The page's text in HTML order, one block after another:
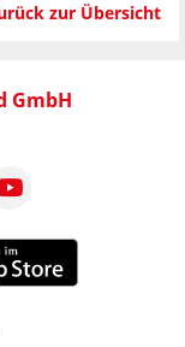
zur Übersicht
GmbH